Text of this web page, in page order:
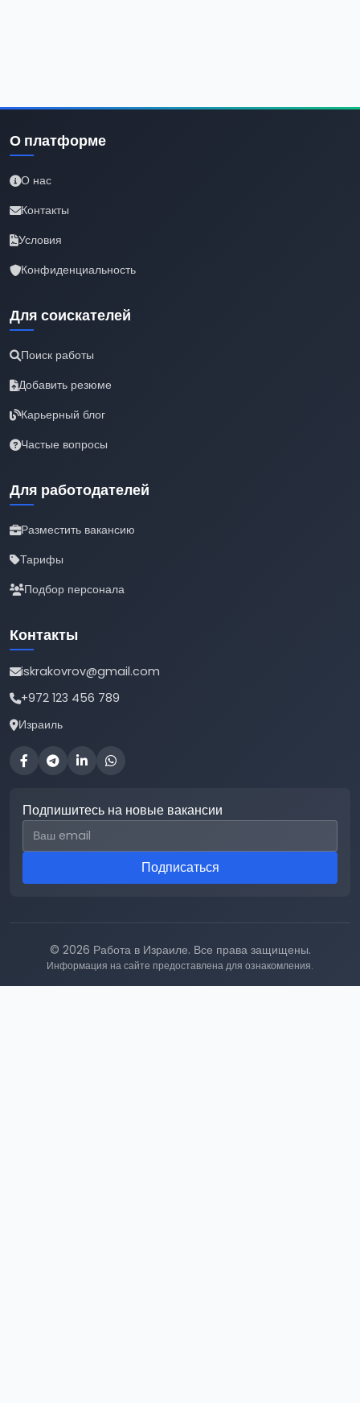
О платформе
О нас
Контакты
Условия
Конфиденциальность
Для соискателей
Поиск работы
Добавить резюме
Карьерный блог
Частые вопросы
Для работодателей
Разместить вакансию
Тарифы
Подбор персонала
Контакты
iskrakovrov@gmail.com
+972 123 456 789
Израиль
Подпишитесь на новые вакансии
Email для подписки
Подписаться
© 2026 Работа в Израиле. Все права защищены.
Информация на сайте предоставлена для ознакомления.